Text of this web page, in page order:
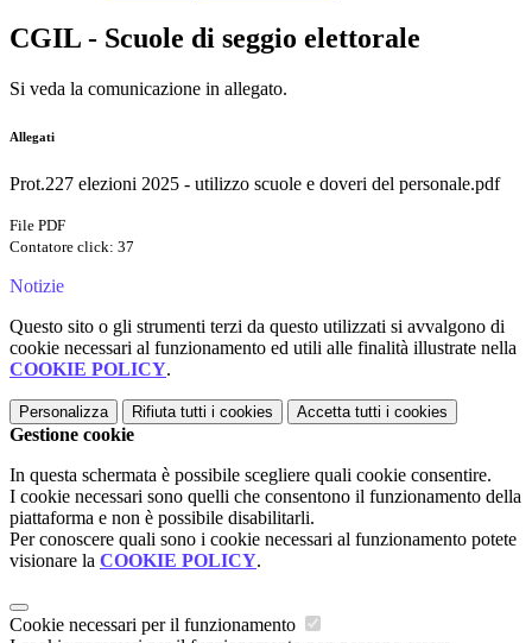
CGIL - Scuole di seggio elettorale
Si veda la comunicazione in allegato.
Allegati
Prot.227 elezioni 2025 - utilizzo scuole e doveri del personale.pdf
File PDF
Contatore click: 37
Notizie
Questo sito o gli strumenti terzi da questo utilizzati si avvalgono di
cookie necessari al funzionamento ed utili alle finalità illustrate nella
COOKIE POLICY.
Personalizza Rifiuta tutti i cookies Accetta tutti i cookies
Gestione cookie
In questa schermata è possibile scegliere quali cookie consentire.
I cookie necessari sono quelli che consentono il funzionamento della
piattaforma e non è possibile disabilitarli.
Per conoscere quali sono i cookie necessari al funzionamento potete
visionare la COOKIE POLICY.
Cookie necessari per il funzionamento